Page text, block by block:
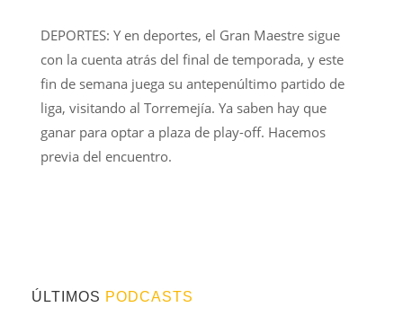
DEPORTES: Y en deportes, el Gran Maestre sigue
con la cuenta atrás del final de temporada, y este
fin de semana juega su antepenúltimo partido de
liga, visitando al Torremejía. Ya saben hay que
ganar para optar a plaza de play-off. Hacemos
previa del encuentro.
ÚLTIMOS PODCASTS